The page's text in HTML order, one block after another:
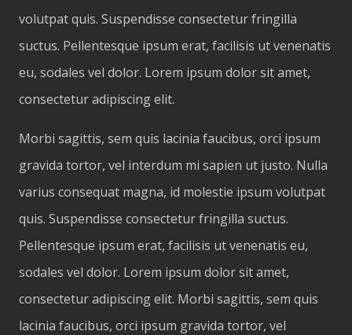
volutpat quis. Suspendisse consectetur fringilla
suctus. Pellentesque ipsum erat, facilisis ut venenatis
eu, sodales vel dolor. Lorem ipsum dolor sit amet,
consectetur adipiscing elit.
Morbi sagittis, sem quis lacinia faucibus, orci ipsum
gravida tortor, vel interdum mi sapien ut justo. Nulla
varius consequat magna, id molestie ipsum volutpat
quis. Suspendisse consectetur fringilla suctus.
Pellentesque ipsum erat, facilisis ut venenatis eu,
sodales vel dolor. Lorem ipsum dolor sit amet,
consectetur adipiscing elit. Morbi sagittis, sem quis
lacinia faucibus, orci ipsum gravida tortor, vel